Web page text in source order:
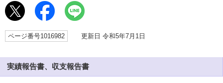
ページ番号1016982 更新日 令和5年7月1日
実績報告書、収支報告書